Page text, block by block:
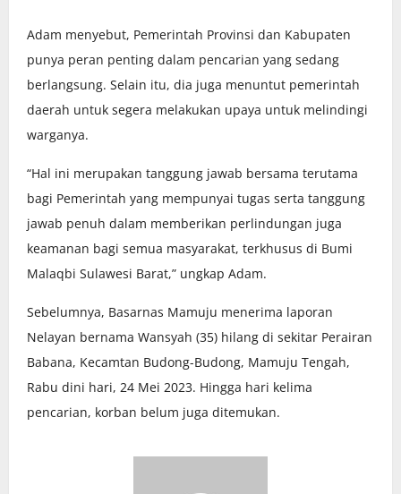
Adam menyebut, Pemerintah Provinsi dan Kabupaten
punya peran penting dalam pencarian yang sedang
berlangsung. Selain itu, dia juga menuntut pemerintah
daerah untuk segera melakukan upaya untuk melindingi
warganya.
“Hal ini merupakan tanggung jawab bersama terutama
bagi Pemerintah yang mempunyai tugas serta tanggung
jawab penuh dalam memberikan perlindungan juga
keamanan bagi semua masyarakat, terkhusus di Bumi
Malaqbi Sulawesi Barat,” ungkap Adam.
Sebelumnya, Basarnas Mamuju menerima laporan
Nelayan bernama Wansyah (35) hilang di sekitar Perairan
Babana, Kecamtan Budong-Budong, Mamuju Tengah,
Rabu dini hari, 24 Mei 2023. Hingga hari kelima
pencarian, korban belum juga ditemukan.